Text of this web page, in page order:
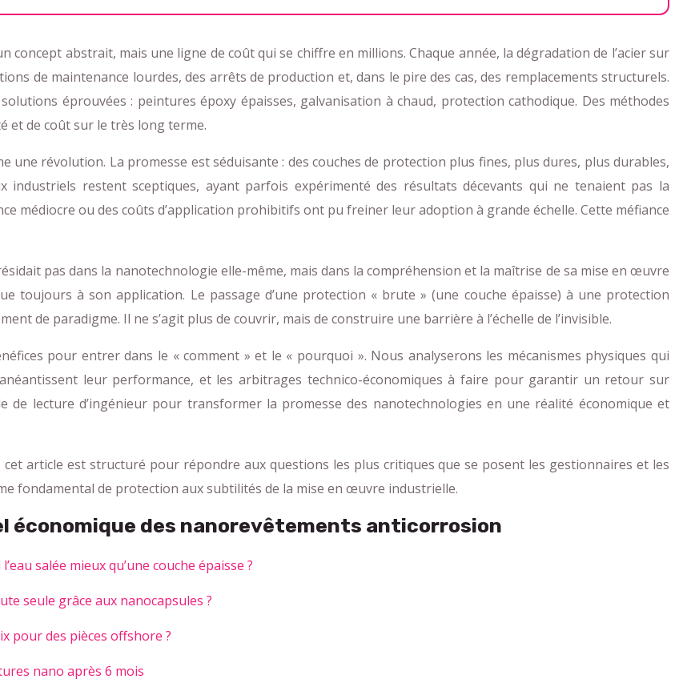
abstrait, mais une ligne de coût qui se chiffre en millions. Chaque année, la dégradation de l’acier sur
de maintenance lourdes, des arrêts de production et, dans le pire des cas, des remplacements structurels.
éprouvées : peintures époxy épaisses, galvanisation à chaud, protection cathodique. Des méthodes
et de coût sur le très long terme.
une révolution. La promesse est séduisante : des couches de protection plus fines, plus dures, plus durables,
industriels restent sceptiques, ayant parfois expérimenté des résultats décevants qui ne tenaient pas la
médiocre ou des coûts d’application prohibitifs ont pu freiner leur adoption à grande échelle. Cette méfiance
pas dans la nanotechnologie elle-même, mais dans la compréhension et la maîtrise de sa mise en œuvre
toujours à son application. Le passage d’une protection « brute » (une couche épaisse) à une protection
de paradigme. Il ne s’agit plus de couvrir, mais de construire une barrière à l’échelle de l’invisible.
pour entrer dans le « comment » et le « pourquoi ». Nous analyserons les mécanismes physiques qui
leur performance, et les arbitrages technico-économiques à faire pour garantir un retour sur
de lecture d’ingénieur pour transformer la promesse des nanotechnologies en une réalité économique et
article est structuré pour répondre aux questions les plus critiques que se posent les gestionnaires et les
fondamental de protection aux subtilités de la mise en œuvre industrielle.
économique des nanorevêtements anticorrosion
salée mieux qu’une couche épaisse ?
seule grâce aux nanocapsules ?
pour des pièces offshore ?
nano après 6 mois